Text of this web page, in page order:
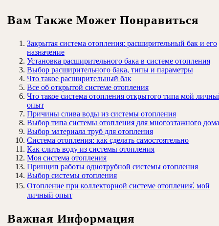
Вам Также Может Понравиться
Закрытая система отопления: расширительный бак и его
назначение
Установка расширительного бака в системе отопления
Выбор расширительного бака, типы и параметры
Что такое расширительный бак
Все об открытой системе отопления
Что такое система отопления открытого типа мой
опыт
Причины слива воды из системы отопления
Выбор типа системы отопления для многоэтажного дома
Выбор материала труб для отопления
Система отопления: как сделать самостоятельно
Как слить воду из системы отопления
Моя система отопления
Принцип работы однотрубной системы отопления
Выбор системы отопления
Отопление при коллекторной системе отопления⁚ мой
личный опыт
Важная Информация